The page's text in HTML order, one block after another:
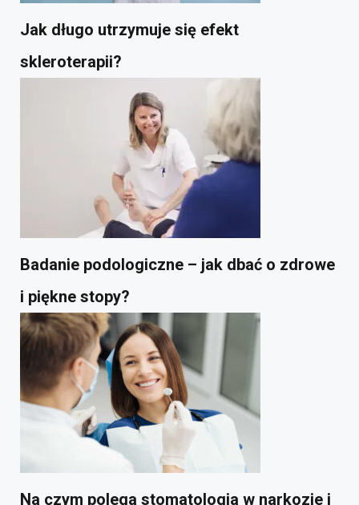
Jak długo utrzymuje się efekt
skleroterapii?
Badanie podologiczne – jak dbać o zdrowe
i piękne stopy?
Na czym polega stomatologia w narkozie i